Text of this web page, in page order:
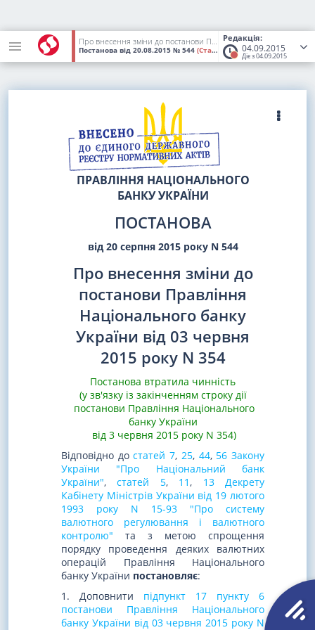
Редакція:
04.09.2015
Діє з 04.09.2015
Про внесення зміни до постанови Правління Національного банку України від 03 червня 2015 року N 354
Постанова від 20.08.2015 № 544 (Статус: Втратив чинність)
ПРАВЛІННЯ НАЦІОНАЛЬНОГО
БАНКУ УКРАЇНИ
ПОСТАНОВА
від 20 серпня 2015 року N 544
Про внесення зміни до
постанови Правління
Національного банку
України від 03 червня
2015 року N 354
Постанова втратила чинність
(у зв'язку із закінченням строку дії
постанови Правління Національного
банку України
від 3 червня 2015 року N 354)
Відповідно достатей 7, 25, 44, 56 Закону
України "Про Національний банк
України",статей 5, 11, 13 Декрету
Кабінету Міністрів України від 19 лютого
1993 року N 15-93 "Про систему
валютного регулювання і валютного
контролю" та з метою спрощення
порядку проведення деяких валютних
операцій Правління Національного
банку України постановляє:
1. Доповнити підпункт 17 пункту 6
постанови Правління Національного
банку України від 03 червня 2015 року N